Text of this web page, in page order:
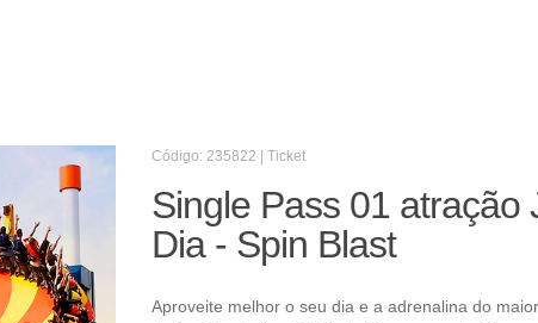
Código: 235822 | Ticket
Single Pass 01 atração
Dia - Spin Blast
Aproveite melhor o seu dia e a adrenalina do